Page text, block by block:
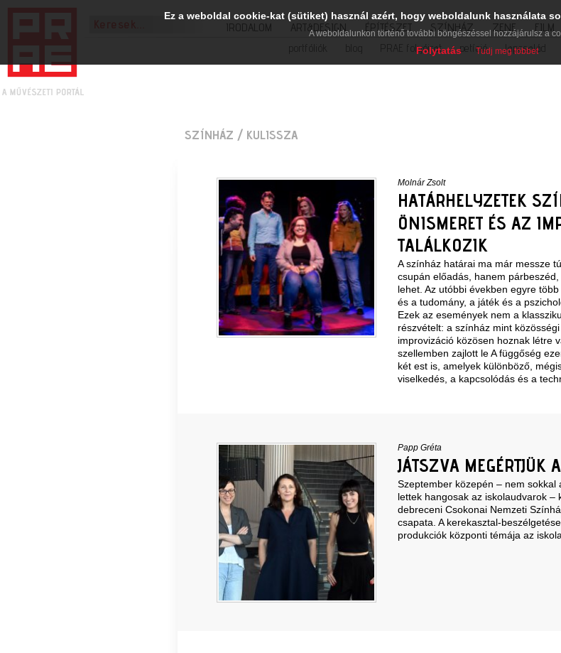
IRODALOM ART&DESIGN ÉPÍTÉSZET SZÍNHÁZ ZENE FILM
portfóliók
PRAE folyóirat petíció lapcsalád
SZÍNHÁZ / KULISSZA
Molnár Zsolt
HATÁRHELYZETEK
ÖNISMERET ÉS AZ
TALÁLKOZIK
A színház határai ma már messze
csupán előadás, hanem
lehet. Az utóbbi években egyre
és a tudomány, a játék és a
Ezek az események nem a
részvételt: a színház mint
improvizáció közösen hoznak létre
szellemben zajlott le A függőség
két est is, amelyek különböző,
viselkedés, a kapcsolódás és a
Papp Gréta
JÁTSZVA MEGÉRTJÜK
Szeptember közepén – nem
lettek hangosak az iskolaudvarok
debreceni Csokonai Nemzeti
csapata. A kerekasztal-
produkciók központi témája az
Ez a weboldal cookie-kat (sütiket) használ azért, hogy weboldalunk használata
A weboldalunkon történő további böngészéssel hozzájárulsz a
Folytatás Tudj meg többet